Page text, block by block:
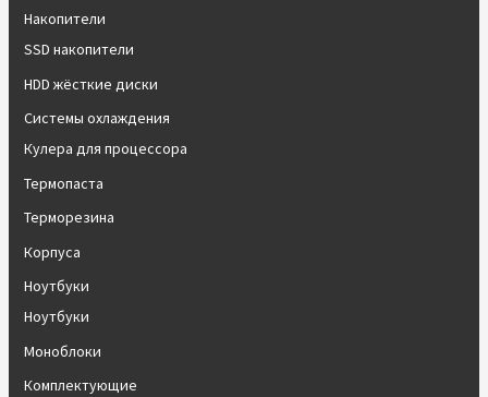
Накопители
SSD накопители
HDD жёсткие диски
Системы охлаждения
Кулера для процессора
Термопаста
Терморезина
Корпуса
Ноутбуки
Ноутбуки
Моноблоки
Комплектующие